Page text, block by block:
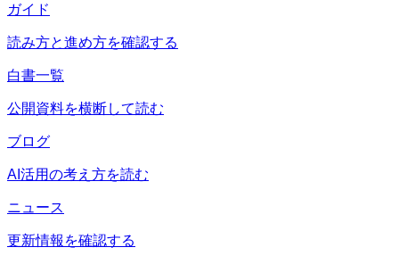
ガイド
読み方と進め方を確認する
白書一覧
公開資料を横断して読む
ブログ
AI活用の考え方を読む
ニュース
更新情報を確認する